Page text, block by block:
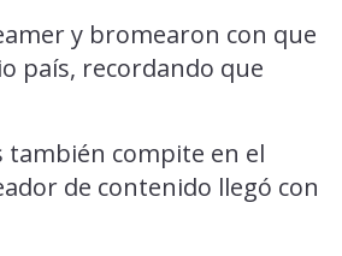
y bromearon con que
país, recordando que
también compite en el
de contenido llegó con